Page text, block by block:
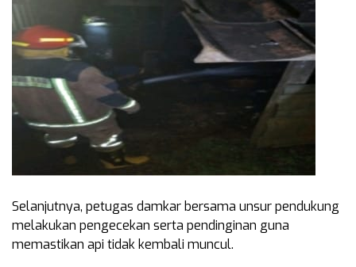
Selanjutnya, petugas damkar bersama unsur pendukung
melakukan pengecekan serta pendinginan guna
memastikan api tidak kembali muncul.